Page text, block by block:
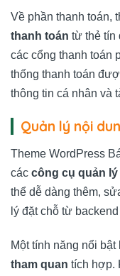
Về phần thanh toán,
thanh toán từ thẻ tín
các cổng thanh toán
thống thanh toán
thông tin cá nhân và
Quản lý nội
Theme WordPress
các công cụ quản
thể dễ dàng thêm,
lý đặt chỗ từ
Một tính năng nổi bật
tham quan tích hợp.